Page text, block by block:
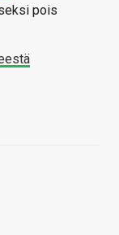
pois